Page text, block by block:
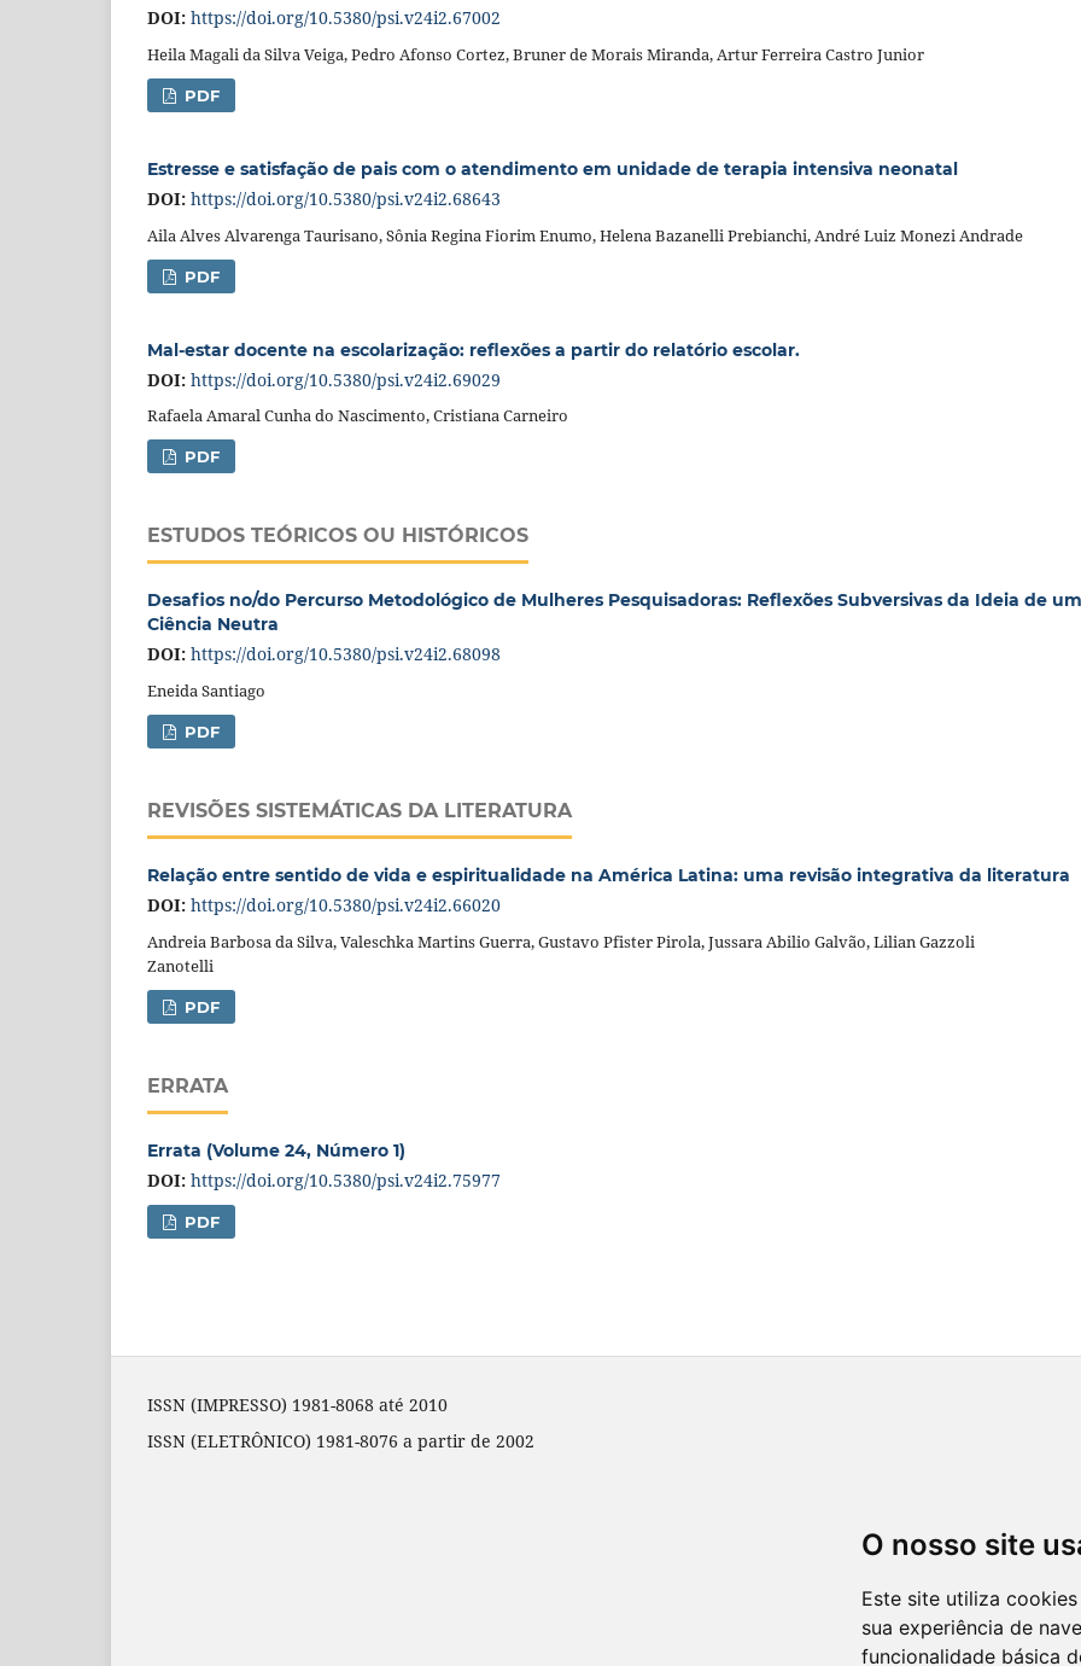
O nosso site
Este site utiliza
sua experiência de
funcionalidade básica
DOI: https://doi.org/10.5380/psi.v24i2.67002
Heila Magali da Silva Veiga, Pedro Afonso Cortez, Bruner de Morais Miranda, Artur Ferreira Castro Junior
PDF
Estresse e satisfação de pais com o atendimento em unidade de terapia intensiva neonatal
DOI: https://doi.org/10.5380/psi.v24i2.68643
Aila Alves Alvarenga Taurisano, Sônia Regina Fiorim Enumo, Helena Bazanelli Prebianchi, André Luiz Monezi Andrade
PDF
Mal-estar docente na escolarização: reflexões a partir do relatório escolar.
DOI: https://doi.org/10.5380/psi.v24i2.69029
Rafaela Amaral Cunha do Nascimento, Cristiana Carneiro
PDF
ESTUDOS TEÓRICOS OU HISTÓRICOS
Desafios no/do Percurso Metodológico de Mulheres Pesquisadoras: Reflexões Subversivas da Ideia de
Ciência Neutra
DOI: https://doi.org/10.5380/psi.v24i2.68098
Eneida Santiago
PDF
REVISÕES SISTEMÁTICAS DA LITERATURA
Relação entre sentido de vida e espiritualidade na América Latina: uma revisão integrativa da literatura
DOI: https://doi.org/10.5380/psi.v24i2.66020
Andreia Barbosa da Silva, Valeschka Martins Guerra, Gustavo Pfister Pirola, Jussara Abilio Galvão, Lilian Gazzoli
Zanotelli
PDF
ERRATA
Errata (Volume 24, Número 1)
DOI: https://doi.org/10.5380/psi.v24i2.75977
PDF
ISSN (IMPRESSO) 1981-8068 até 2010
ISSN (ELETRÔNICO) 1981-8076 a partir de 2002